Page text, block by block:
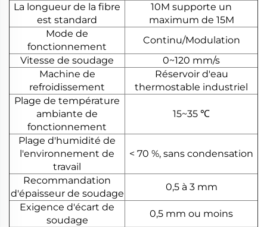
La longueur de la fibre
est standard
10M supporte un
maximum de 15M
Mode de
fonctionnement
Continu/Modulation
Vitesse de soudage
0~120 mm/s
Machine de
refroidissement
Réservoir d'eau
thermostable industriel
Plage de température
ambiante de
fonctionnement
15~35 ℃
Plage d'humidité de
l'environnement de
travail
< 70 %, sans condensation
Recommandation
d'épaisseur de soudage
0,5 à 3 mm
Exigence d'écart de
soudage
0,5 mm ou moins